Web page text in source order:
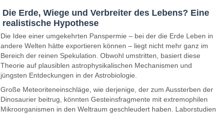
Die Erde, Wiege und Verbreiter des Lebens? Eine
realistische Hypothese
Die Idee einer umgekehrten Panspermie – bei der die Erde Leben in
andere Welten hätte exportieren können – liegt nicht mehr ganz im
Bereich der reinen Spekulation. Obwohl umstritten, basiert diese
Theorie auf plausiblen astrophysikalischen Mechanismen und
jüngsten Entdeckungen in der Astrobiologie.
Große Meteoriteneinschläge, wie derjenige, der zum Aussterben der
Dinosaurier beitrug, könnten Gesteinsfragmente mit extremophilen
Mikroorganismen in den Weltraum geschleudert haben. Laborstudien